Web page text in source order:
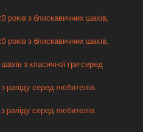
років з блискавичних шахів,
років з блискавичних шахів,
з класичної гри серед
рапіду серед любителів.
рапіду серед любителів.